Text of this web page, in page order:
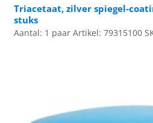
Triacetaat, zilver spiegel-
stuks
Aantal: 1 paar Artikel: 79315100